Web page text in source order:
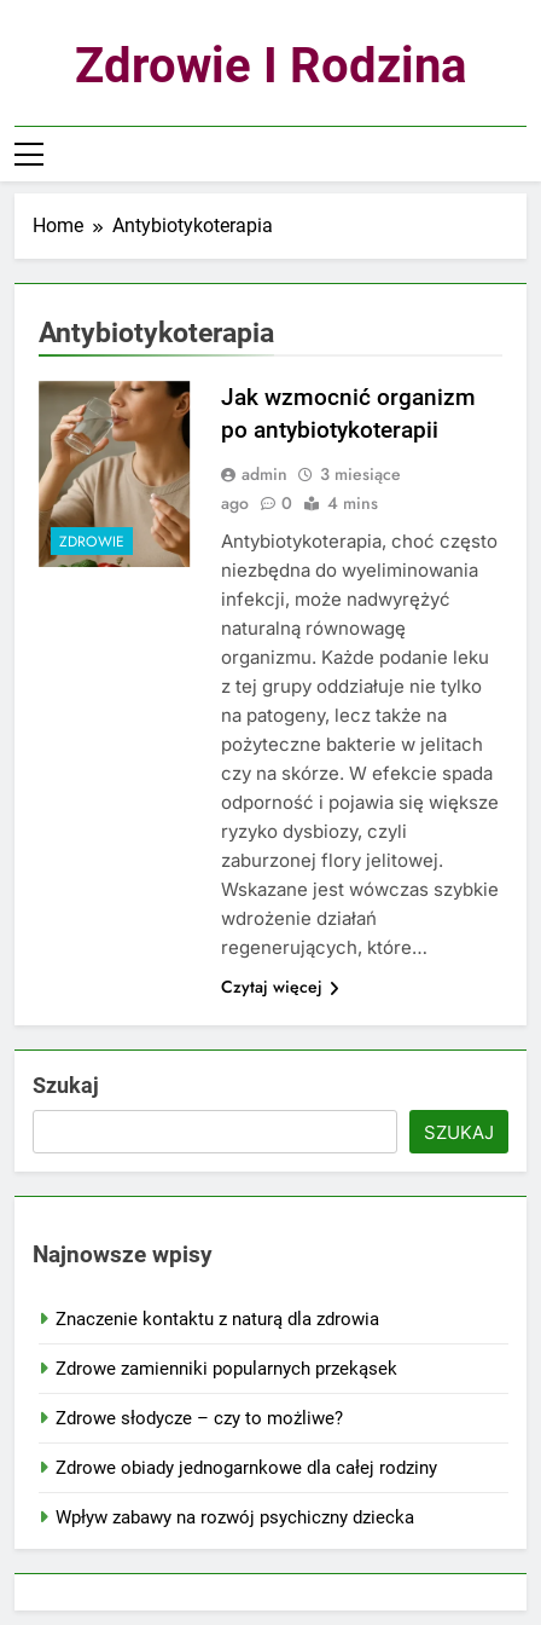
Zdrowie I Rodzina
Home Antybiotykoterapia
Antybiotykoterapia
ZDROWIE
Jak wzmocnić organizm
po antybiotykoterapii
admin
3 miesiące
ago
0 4 mins
Antybiotykoterapia, choć często
niezbędna do wyeliminowania
infekcji, może nadwyrężyć
naturalną równowagę
organizmu. Każde podanie leku
z tej grupy oddziałuje nie tylko
na patogeny, lecz także na
pożyteczne bakterie w jelitach
czy na skórze. W efekcie spada
odporność i pojawia się większe
ryzyko dysbiozy, czyli
zaburzonej flory jelitowej.
Wskazane jest wówczas szybkie
wdrożenie działań
regenerujących, które…
Czytaj więcej
Szukaj
SZUKAJ
Najnowsze wpisy
Znaczenie kontaktu z naturą dla zdrowia
Zdrowe zamienniki popularnych przekąsek
Zdrowe słodycze – czy to możliwe?
Zdrowe obiady jednogarnkowe dla całej rodziny
Wpływ zabawy na rozwój psychiczny dziecka